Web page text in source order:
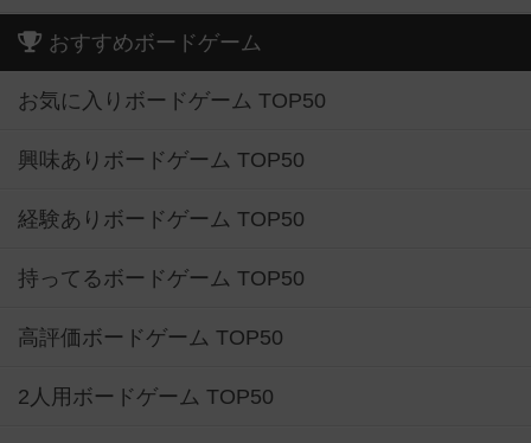
おすすめボードゲーム
お気に入りボードゲーム TOP50
興味ありボードゲーム TOP50
経験ありボードゲーム TOP50
持ってるボードゲーム TOP50
高評価ボードゲーム TOP50
2人用ボードゲーム TOP50